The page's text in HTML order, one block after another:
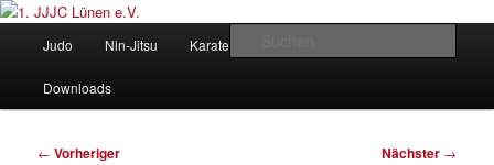
Zum
springen1. JJJC Lünen e.V.
Judo und Ninjitsu
Judo Nin-Jitsu Karate
Downloads
Beitragsnavigation
← Vorheriger Nächster →